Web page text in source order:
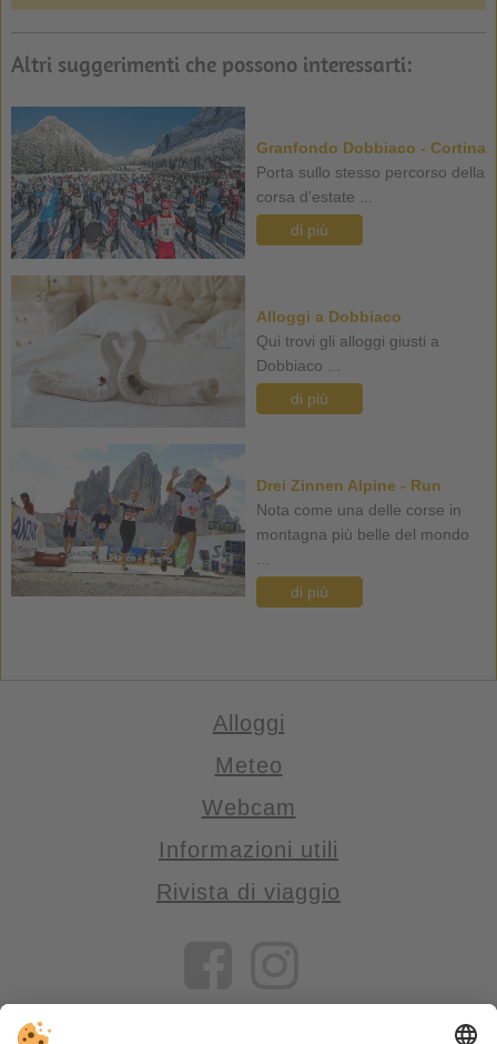
Altri suggerimenti che possono interessarti:
Granfondo Dobbiaco - Cortina
Porta sullo stesso percorso della
corsa d'estate ...
di più
Alloggi a Dobbiaco
Qui trovi gli alloggi giusti a
Dobbiaco ...
di più
Drei Zinnen Alpine - Run
Nota come una delle corse in
montagna più belle del mondo
di più
Alloggi
Meteo
Webcam
Informazioni utili
Rivista di viaggio